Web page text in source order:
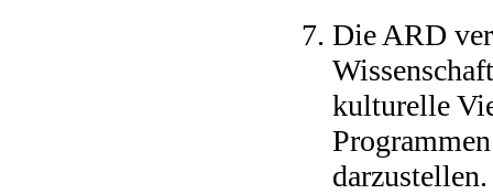
Die ARD
kulturelle
darzustellen.